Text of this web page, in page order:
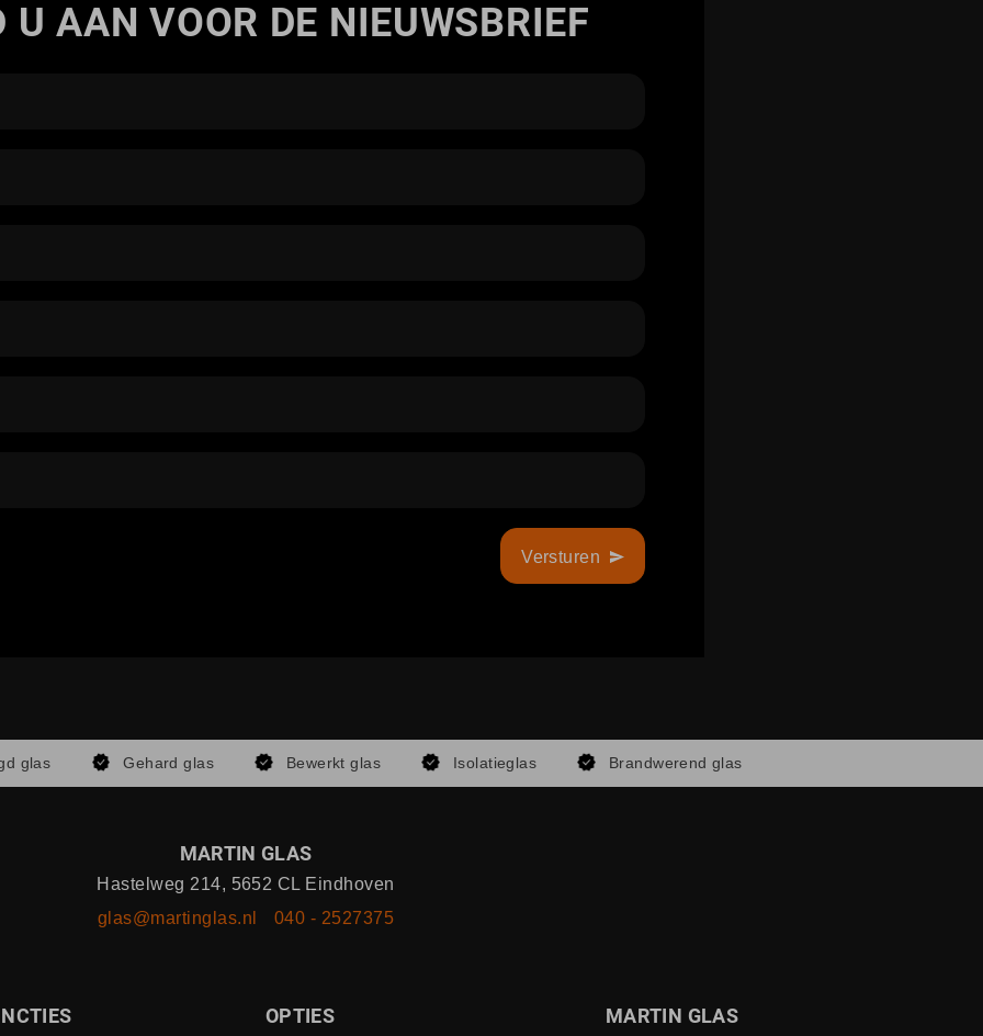
U AAN VOOR DE NIEUWSBRIEF
Versturen
glas Gehard glas Bewerkt glas Isolatieglas Brandwerend glas
MARTIN GLAS
Hastelweg 214, 5652 CL Eindhoven
glas@martinglas.nl
040 - 2527375
OPTIES MARTIN GLAS